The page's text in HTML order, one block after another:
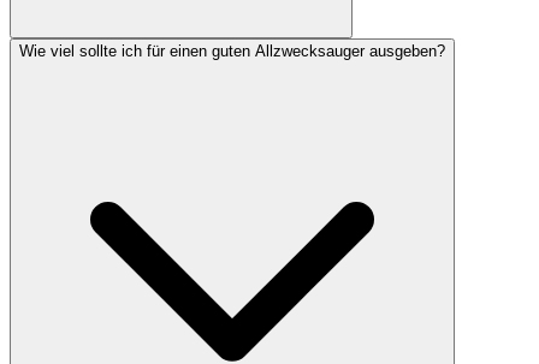
Wie viel sollte ich für einen guten Allzwecksauger ausgeben?